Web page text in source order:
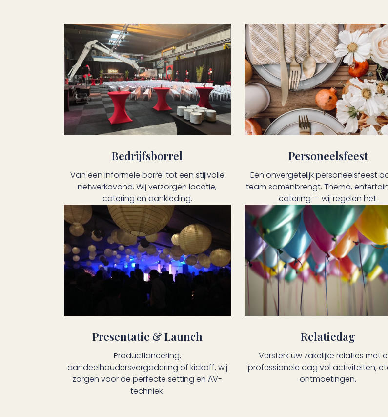
Bedrijfsborrel
Van een informele borrel tot een stijlvolle
netwerkavond. Wij verzorgen locatie,
catering en aankleding.
Personeelsfeest
Een onvergetelijk personeelsfeest
team samenbrengt. Thema,
catering — wij regelen het.
Presentatie & Launch
Productlancering,
aandeelhoudersvergadering of kickoff, wij
zorgen voor de perfecte setting en AV-
techniek.
Relatiedag
Versterk uw zakelijke relaties met
professionele dag vol activiteiten,
ontmoetingen.